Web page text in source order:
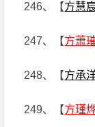
246、【方慧
247、【方萧
248、【方承
249、【方瑾